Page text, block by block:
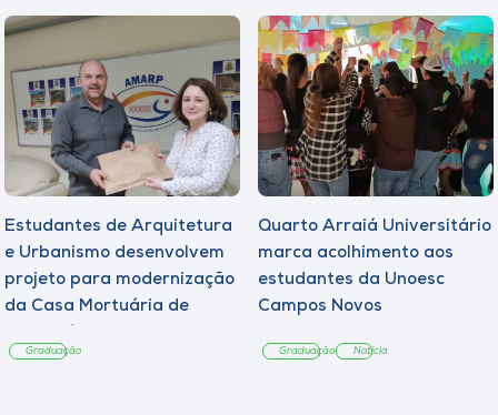
Estudantes de Arquitetura
e Urbanismo desenvolvem
projeto para modernização
da Casa Mortuária de
Graduação
Quarto Arraiá Universitário
marca acolhimento aos
estudantes da Unoesc
Campos Novos
Graduação Notícia